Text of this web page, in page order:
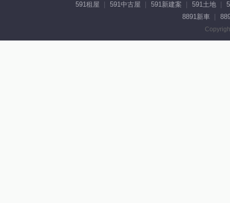
591租屋 591中古屋 591新建案 591土地
8891新車